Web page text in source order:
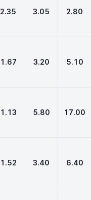
2.35 3.05 2.80
1.67 3.20 5.10
1.13 5.80 17.00
1.52 3.40 6.40